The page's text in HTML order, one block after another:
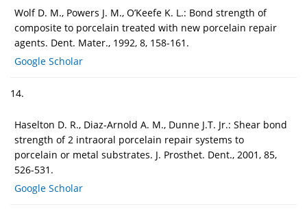
Wolf D. M., Powers J. M., O’Keefe K. L.: Bond strength of
composite to porcelain treated with new porcelain repair
agents. Dent. Mater., 1992, 8, 158-161.
Google Scholar
14.
Haselton D. R., Diaz-Arnold A. M., Dunne J.T. Jr.: Shear bond
strength of 2 intraoral porcelain repair systems to
porcelain or metal substrates. J. Prosthet. Dent., 2001, 85,
526-531.
Google Scholar